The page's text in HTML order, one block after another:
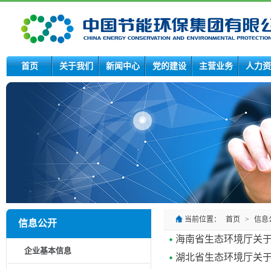
首页 关于我们 新闻中心 党的建设 主营业务 人力
信息公开
企业基本信息
当前位置： 首页 > 信息
海南省生态环境厅关
湖北省生态环境厅关